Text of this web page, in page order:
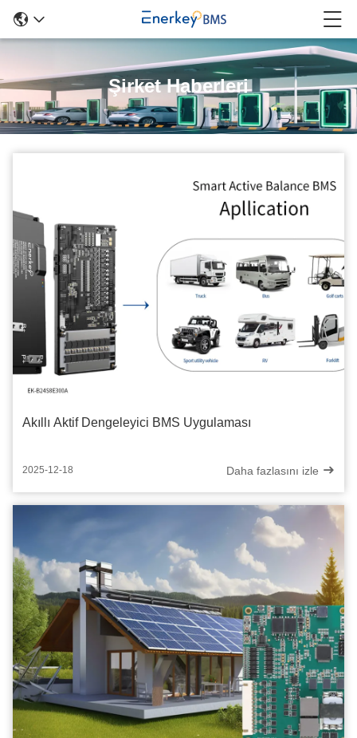
Şirket Haberleri
Akıllı Aktif Dengeleyici BMS Uygulaması
2025-12-18 Daha fazlasını izle